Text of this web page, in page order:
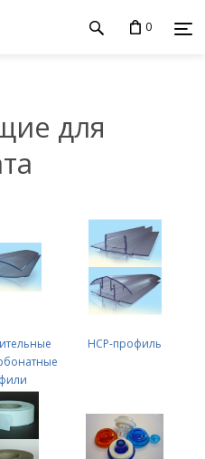
0
для
HCP-профиль